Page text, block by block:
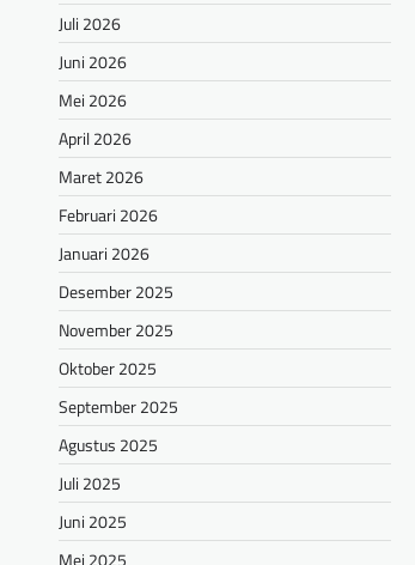
Juli 2026
Juni 2026
Mei 2026
April 2026
Maret 2026
Februari 2026
Januari 2026
Desember 2025
November 2025
Oktober 2025
September 2025
Agustus 2025
Juli 2025
Juni 2025
Mei 2025